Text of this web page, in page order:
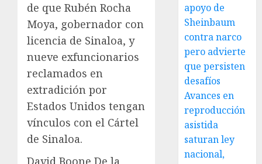
de que Rubén Rocha
Moya, gobernador con
licencia de Sinaloa, y
nueve exfuncionarios
reclamados en
extradición por
Estados Unidos tengan
vínculos con el Cártel
de Sinaloa.
apoyo de
Sheinbaum
contra narco
pero advierte
que persisten
desafíos
Avances en
reproducción
asistida
saturan ley
nacional,